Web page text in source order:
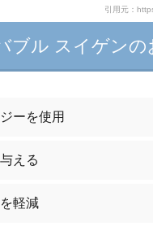
引用元：
ブル スイゲンの
ーを使用
える
軽減